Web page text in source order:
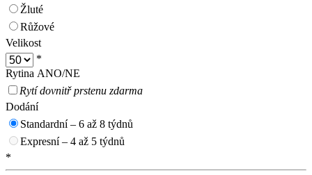
Žluté
Růžové
Velikost
*
Rytina ANO/NE
Rytí dovnitř prstenu zdarma
Dodání
Standardní – 6 až 8 týdnů
Expresní – 4 až 5 týdnů
*